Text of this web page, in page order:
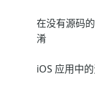
在没有源码
淆
iOS 应用中